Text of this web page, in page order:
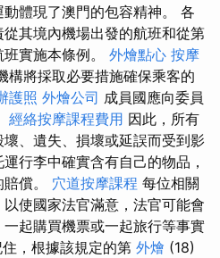
體現了澳門的包容精神。 各
其境內機場出發的航班和從第
實施本條例。 外燴點心 按摩
構將採取必要措施確保乘客的
護照 外燴公司 成員國應向委員
經絡按摩課程費用 因此，所有
、遺失、損壞或延誤而受到影
行李中確實含有自己的物品，
償。 穴道按摩課程 每位相關
使國家法官滿意，法官可能會
起購買機票或一起旅行等事實
住，根據該規定的第 外燴 (18)